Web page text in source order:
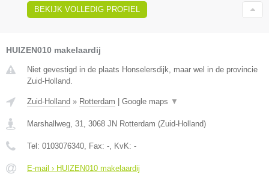
BEKIJK VOLLEDIG PROFIEL
HUIZEN010 makelaardij
Niet gevestigd in de plaats Honselersdijk, maar wel in de provincie
Zuid-Holland.
Zuid-Holland » Rotterdam Google maps ▼
Marshallweg, 31, 3068 JN Rotterdam (Zuid-Holland)
Tel: 0103076340, Fax: -, KvK: -
E-mail › HUIZEN010 makelaardij